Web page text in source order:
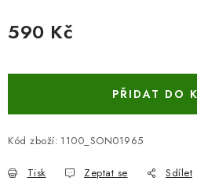
590 Kč
PŘIDAT DO
Kód zboží: 1100_SON01965
Tisk Zeptat se Sdílet